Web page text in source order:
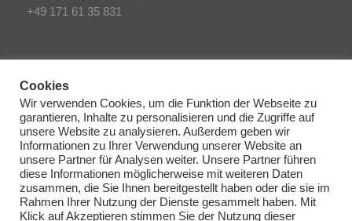
+49 171 61 35 831
SONSTIGES
AGB/Impressum
Haftungsausschluss
Datenschutzerklärung
Cookies
Wir verwenden Cookies, um die Funktion der Webseite zu
garantieren, Inhalte zu personalisieren und die Zugriffe auf
unsere Website zu analysieren. Außerdem geben wir
Informationen zu Ihrer Verwendung unserer Website an
unsere Partner für Analysen weiter. Unsere Partner führen
diese Informationen möglicherweise mit weiteren Daten
zusammen, die Sie Ihnen bereitgestellt haben oder die sie im
Rahmen Ihrer Nutzung der Dienste gesammelt haben. Mit
Klick auf Akzeptieren stimmen Sie der Nutzung dieser